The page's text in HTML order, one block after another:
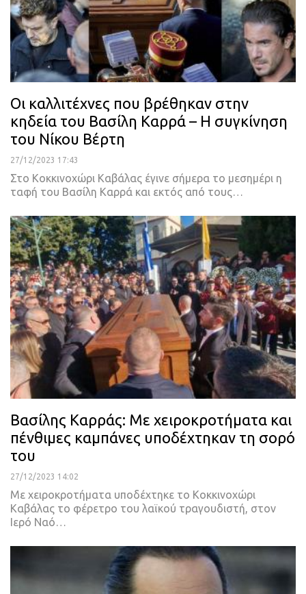
Οι καλλιτέχνες που βρέθηκαν στην
κηδεία του Βασίλη Καρρά – Η συγκίνηση
του Νίκου Βέρτη
27/12/2023 17:43
Στο Κοκκινοχώρι Καβάλας έγινε σήμερα το μεσημέρι η
ταφή του Βασίλη Καρρά και εκτός από τους…
Βασίλης Καρράς: Με χειροκροτήματα και
πένθιμες καμπάνες υποδέχτηκαν τη σορό
του
27/12/2023 14:02
Με χειροκροτήματα υποδέχτηκε το Κοκκινοχώρι
Καβάλας το φέρετρο του λαϊκού τραγουδιστή, στον
Ιερό Ναό…